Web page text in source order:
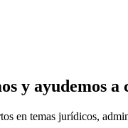
y ayudemos
en temas jurídicos,